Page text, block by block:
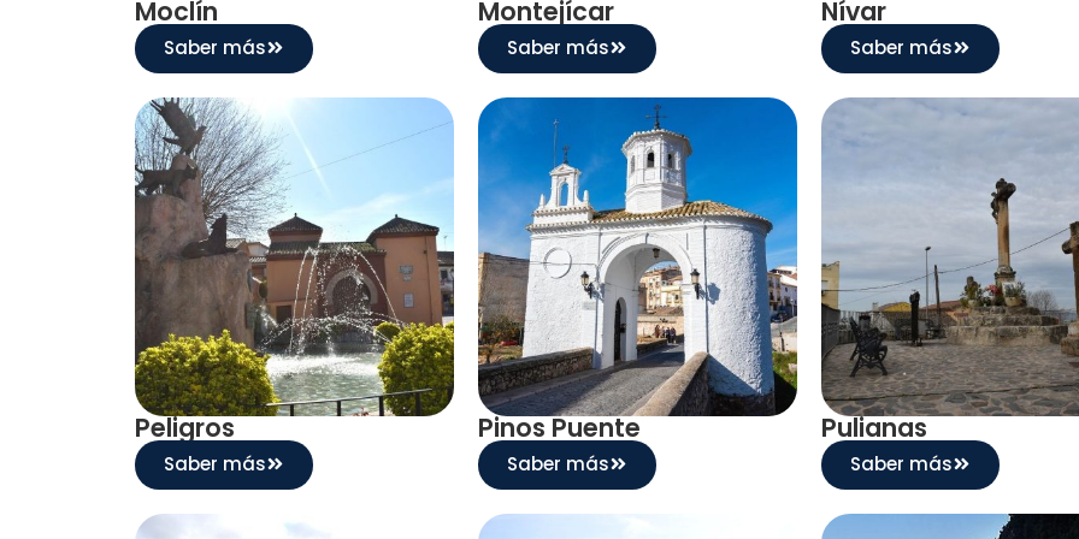
Moclín
Saber más
Montejícar
Saber más
Nívar
Saber más
Peligros
Saber más
Pinos Puente
Saber más
Pulianas
Saber más